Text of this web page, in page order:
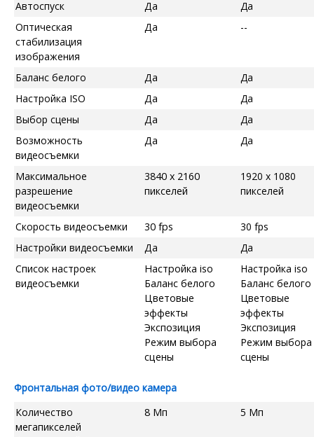
Автоспуск Да
Да
Оптическая
стабилизация
изображения
Да --
Баланс белого Да
Да
Настройка ISO
Да
Да
Выбор сцены
Да
Да
Возможность
видеосъемки
Да Да
Максимальное
разрешение
видеосъемки
3840 x 2160
пикселей
1920 x 1080
пикселей
Скорость видеосъемки 30 fps
30 fps
Настройки видеосъемки
Да
Да
Список настроек
видеосъемки
Настройка iso
Баланс белого
Цветовые
эффекты
Экспозиция
Режим выбора
сцены
Настройка iso
Баланс белого
Цветовые
эффекты
Экспозиция
Режим выбора
сцены
Фронтальная фото/видео камера
Количество
мегапикселей
8 Мп 5 Мп